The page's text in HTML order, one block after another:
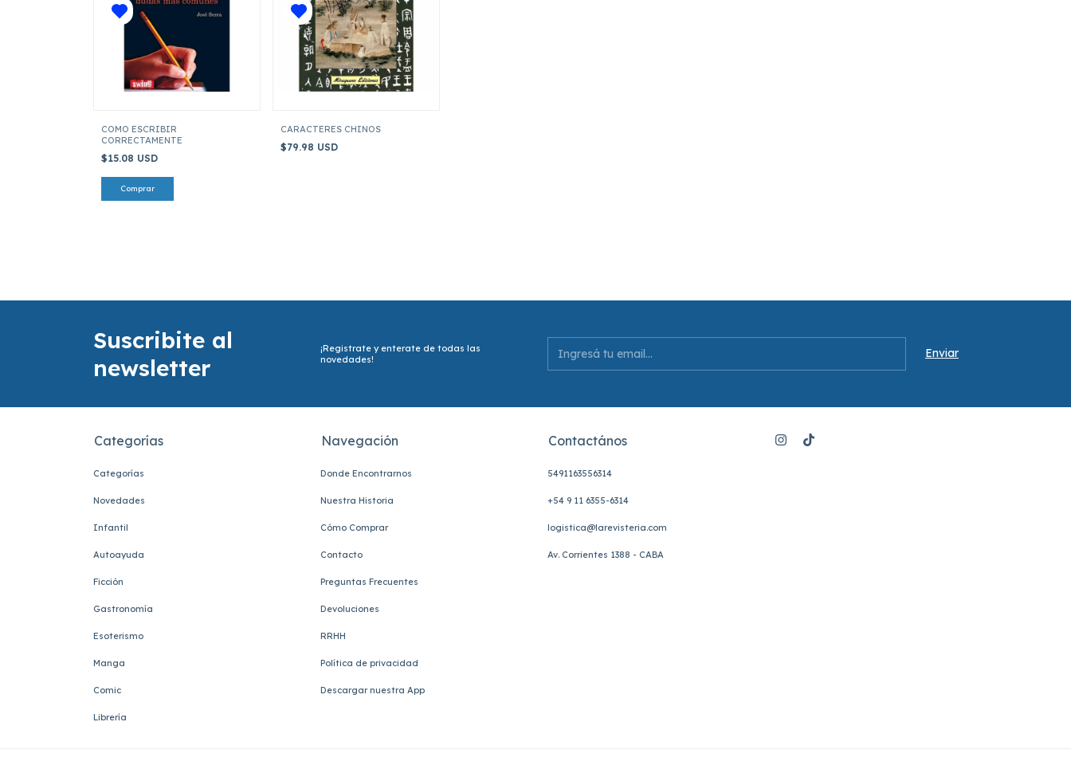
COMO ESCRIBIR
CORRECTAMENTE
$15.08 USD
CARACTERES CHINOS
$79.98 USD
Suscribite al
newsletter
¡Registrate y enterate de todas las
novedades!
Categorías
Categorías
Novedades
Infantil
Autoayuda
Ficción
Gastronomía
Esoterismo
Manga
Comic
Librería
Navegación
Donde Encontrarnos
Nuestra Historia
Cómo Comprar
Contacto
Preguntas Frecuentes
Devoluciones
RRHH
Política de privacidad
Descargar nuestra App
Contactános
5491163556314
+54 9 11 6355-6314
logistica@larevisteria.com
Av. Corrientes 1388 - CABA